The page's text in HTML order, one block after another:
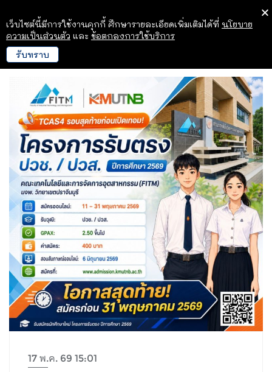
17 พ.ค. 69 15:01
เว็บไซต์นี้มีการใช้งานคุกกี้ ศึกษารายละเอียดเพิ่มเติมได้ที่ นโยบาย
ความเป็นส่วนตัว และ ข้อตกลงการใช้บริการ
รับทราบ